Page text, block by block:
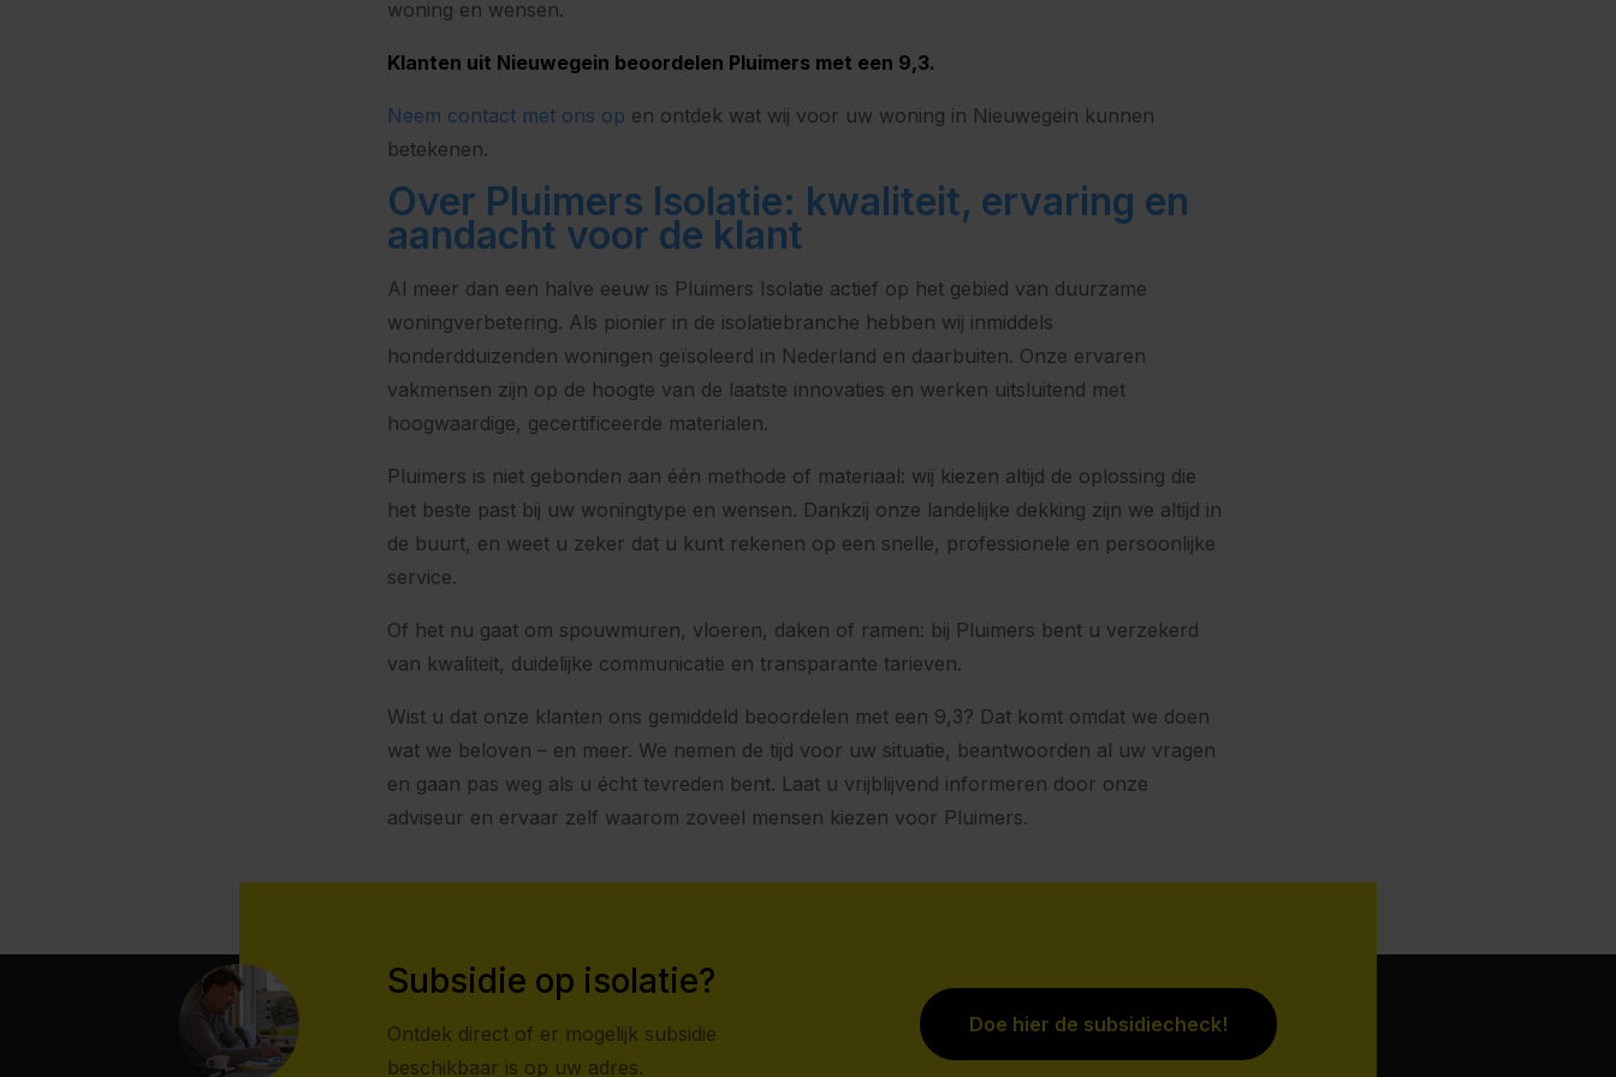
woning en wensen.
Klanten uit Nieuwegein beoordelen Pluimers met een 9,3.
Neem contact met ons op en ontdek wat wij voor uw woning in Nieuwegein kunnen
betekenen.
Over Pluimers Isolatie: kwaliteit, ervaring en
aandacht voor de klant
Al meer dan een halve eeuw is Pluimers Isolatie actief op het gebied van duurzame
woningverbetering. Als pionier in de isolatiebranche hebben wij inmiddels
honderdduizenden woningen geïsoleerd in Nederland en daarbuiten. Onze ervaren
vakmensen zijn op de hoogte van de laatste innovaties en werken uitsluitend met
hoogwaardige, gecertificeerde materialen.
Pluimers is niet gebonden aan één methode of materiaal: wij kiezen altijd de oplossing die
het beste past bij uw woningtype en wensen. Dankzij onze landelijke dekking zijn we altijd in
de buurt, en weet u zeker dat u kunt rekenen op een snelle, professionele en persoonlijke
service.
Of het nu gaat om spouwmuren, vloeren, daken of ramen: bij Pluimers bent u verzekerd
van kwaliteit, duidelijke communicatie en transparante tarieven.
Wist u dat onze klanten ons gemiddeld beoordelen met een 9,3? Dat komt omdat we doen
wat we beloven – en meer. We nemen de tijd voor uw situatie, beantwoorden al uw vragen
en gaan pas weg als u écht tevreden bent. Laat u vrijblijvend informeren door onze
adviseur en ervaar zelf waarom zoveel mensen kiezen voor Pluimers.
Subsidie op isolatie?
Ontdek direct of er mogelijk subsidie
beschikbaar is op uw adres.
Doe hier de subsidiecheck!